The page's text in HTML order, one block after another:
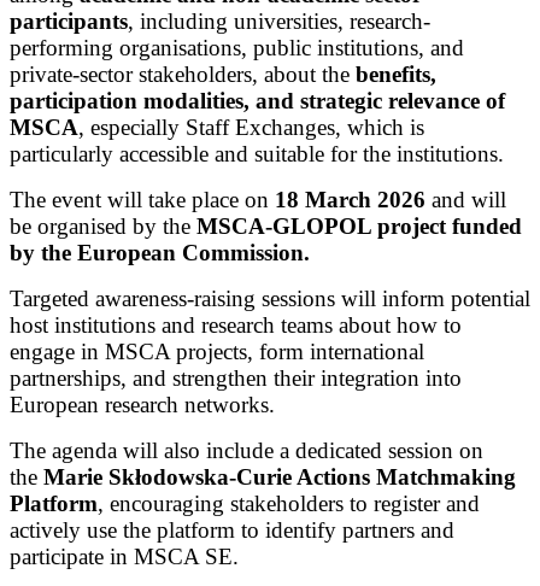
participants, including universities, research-
performing organisations, public institutions, and
private-sector stakeholders, about the benefits,
participation modalities, and strategic relevance of
MSCA, especially Staff Exchanges, which is
particularly accessible and suitable for the institutions.
The event will take place on 18 March 2026 and will
be organised by the MSCA-GLOPOL project funded
by the European Commission.
Targeted awareness-raising sessions will inform potential
host institutions and research teams about how to
engage in MSCA projects, form international
partnerships, and strengthen their integration into
European research networks.
The agenda will also include a dedicated session on
the Marie Skłodowska-Curie Actions Matchmaking
Platform, encouraging stakeholders to register and
actively use the platform to identify partners and
participate in MSCA SE.